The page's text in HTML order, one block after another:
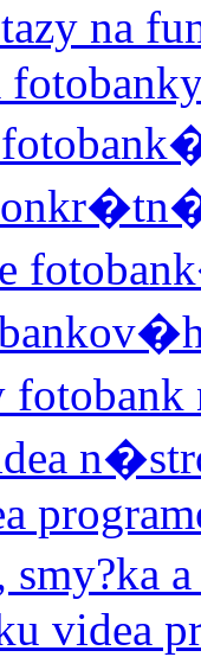
na
smy?ka
videa